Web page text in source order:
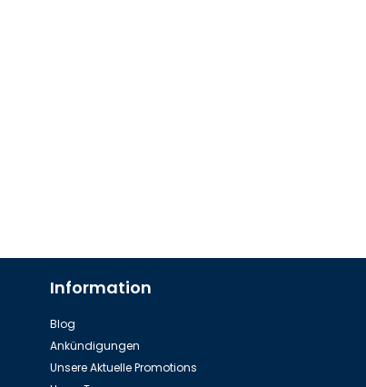
Information
Blog
Ankündigungen
Unsere Aktuelle Promotions